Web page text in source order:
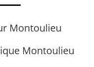
Montoulieu
Montoulieu